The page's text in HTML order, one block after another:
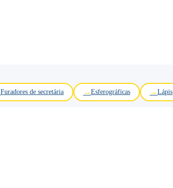
Furadores de secretária Esferográficas Lápis